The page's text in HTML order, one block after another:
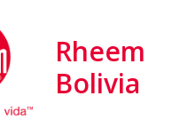
Rheem
Bolivia